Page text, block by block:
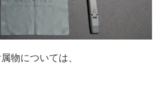
物については、